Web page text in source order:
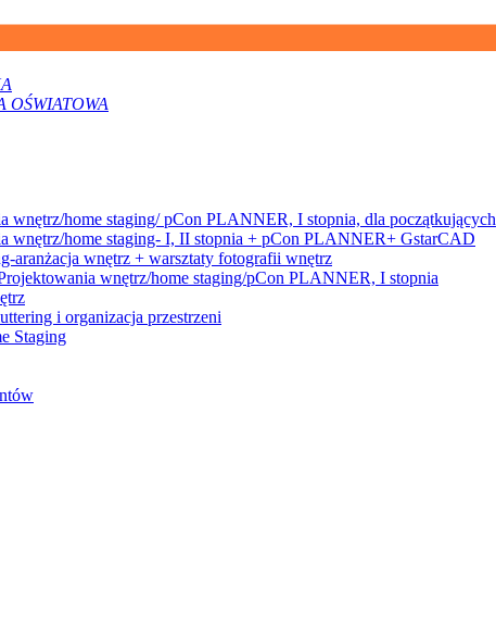
OŚWIATOWA
wnętrz/home staging/ pCon PLANNER, I stopnia, dla początkujących
wnętrz/home staging- I, II stopnia + pCon PLANNER+ GstarCAD
aranżacja wnętrz + warsztaty fotografii wnętrz
wnętrz/home staging/pCon PLANNER, I stopnia
i organizacja przestrzeni
Staging